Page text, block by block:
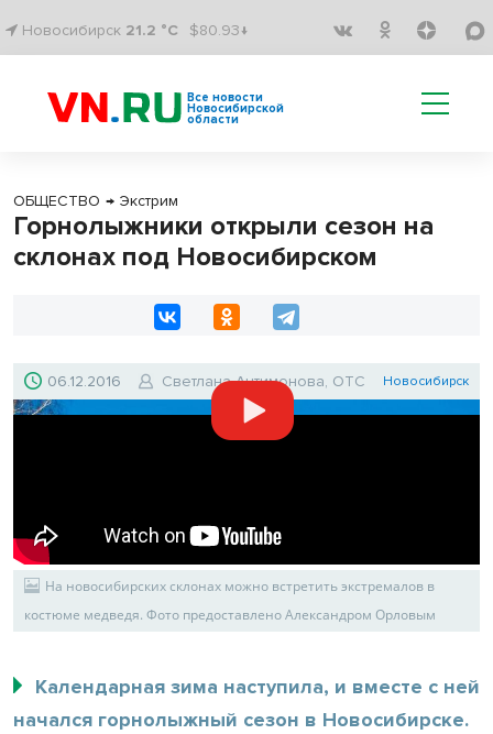
Новосибирск 21.2 °C $80.93↓
Все новости
Новосибирской
области
ОБЩЕСТВО → Экстрим
Горнолыжники открыли сезон на
склонах под Новосибирском
06.12.2016 Светлана Антимонова, ОТС Новосибирск
На новосибирских склонах можно встретить экстремалов в
костюме медведя. Фото предоставлено Александром Орловым
Календарная зима наступила, и вместе с ней
начался горнолыжный сезон в Новосибирске.